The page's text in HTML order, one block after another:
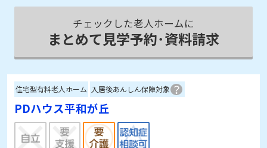
チェックした老人ホームに
まとめて見学予約･資料請求
住宅型有料老人ホーム 入居後あんしん保障対象
PDハウス平和が丘